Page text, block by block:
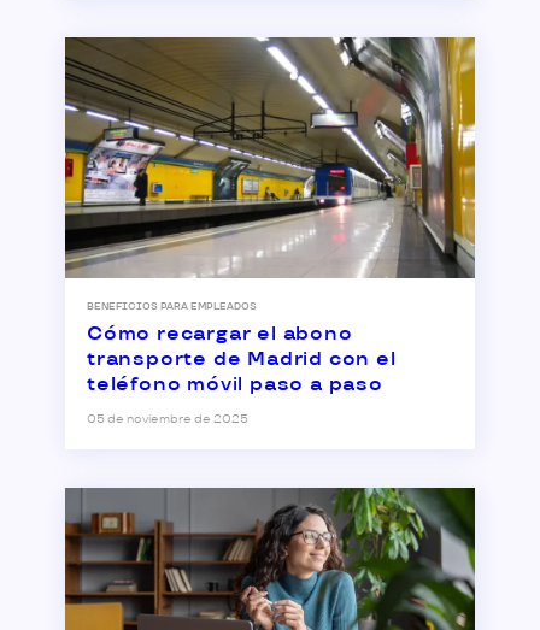
BENEFICIOS PARA EMPLEADOS
Cómo recargar el abono
transporte de Madrid con el
teléfono móvil paso a paso
05 de noviembre de 2025